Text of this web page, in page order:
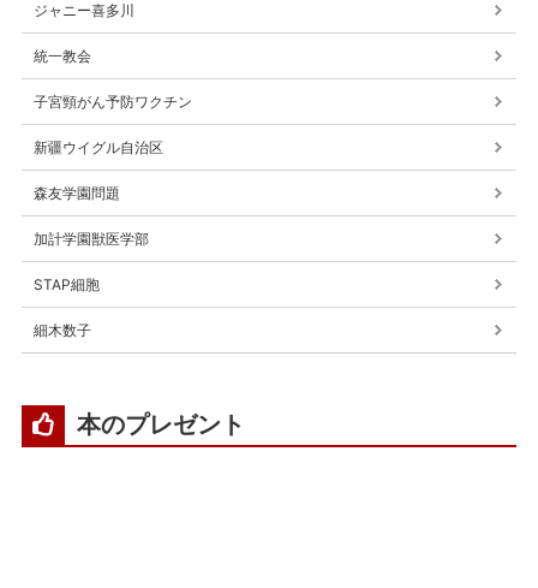
ジャニー喜多川
統一教会
子宮頸がん予防ワクチン
新疆ウイグル自治区
森友学園問題
加計学園獣医学部
STAP細胞
細木数子
本のプレゼント